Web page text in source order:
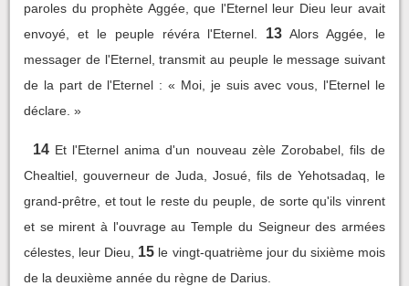
paroles du prophète Aggée, que l'Eternel leur Dieu leur avait
envoyé, et le peuple révéra l'Eternel.
13 Alors Aggée, le
messager de l'Eternel, transmit au peuple le message suivant
de la part de l'Eternel : « Moi, je suis avec vous, l'Eternel le
déclare. »
14 Et l'Eternel anima d'un nouveau zèle Zorobabel, fils de
Chealtiel, gouverneur de Juda, Josué, fils de Yehotsadaq, le
grand-prêtre, et tout le reste du peuple, de sorte qu'ils vinrent
et se mirent à l'ouvrage au Temple du Seigneur des armées
célestes, leur Dieu,
15 le vingt-quatrième jour du sixième mois
de la deuxième année du règne de Darius.